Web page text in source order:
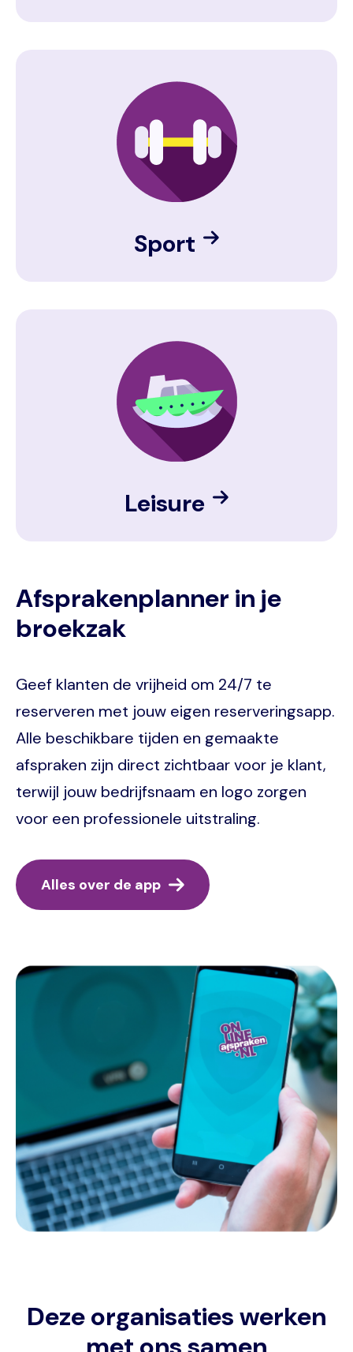
Image
Sport
Image
Leisure
Afsprakenplanner in je
broekzak
Geef klanten de vrijheid om 24/7 te
reserveren met jouw eigen reserveringsapp.
Alle beschikbare tijden en gemaakte
afspraken zijn direct zichtbaar voor je klant,
terwijl jouw bedrijfsnaam en logo zorgen
voor een professionele uitstraling.
Alles over de app
Deze organisaties werken